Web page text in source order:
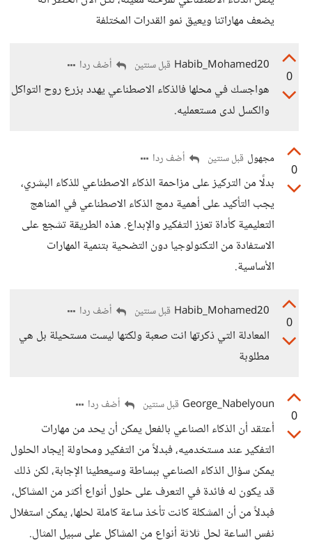
يضعف مهاراتنا ويعيق نمو القدرات المختلفة
0
Habib_Mohamed20 قبل سنتين أضف ردا
هواجسك في محلها فالذكاء الاصطناعي يهدد بزرع روح التواكل
والكسل لدى مستعمليه.
0
مجهول قبل سنتين أضف ردا
بدلًا من التركيز على مزاحمة الذكاء الاصطناعي للذكاء البشري،
يجب التأكيد على أهمية دمج الذكاء الاصطناعي في المناهج
التعليمية كأداة تعزز التفكير والإبداع. هذه الطريقة تشجع على
الاستفادة من التكنولوجيا دون التضحية بتنمية المهارات
الأساسية.
0
Habib_Mohamed20 قبل سنتين أضف ردا
المعادلة التي ذكرتها انت صعبة ولكتها ليست مستحيلة بل هي
مطلوبة
0
George_Nabelyoun قبل سنتين أضف ردا
أعتقد أن الذكاء الصناعي بالفعل يمكن أن يحد من مهارات
التفكير عند مستخدميه، فبدلاً من التفكير ومحاولة إيجاد الحلول
يمكن سؤال الذكاء الصناعي ببساطة وسيعطينا الإجابة، لكن ذلك
قد يكون له فائدة في التعرف على حلول أنواع أكثر من المشاكل،
فبدلاً من أن المشكلة كانت تأخذ ساعة كاملة لحلها، يمكن استغلال
نفس الساعة لحل ثلاثة أنواع من المشاكل على سبيل المثال.